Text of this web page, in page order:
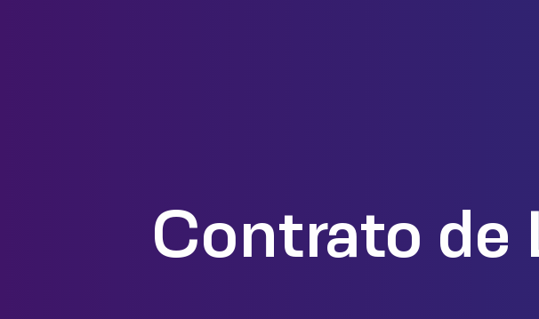
Contrato de